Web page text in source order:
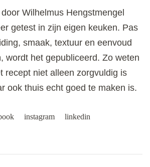
Wilhelmus Hengstmengel
getest in zijn eigen keuken. Pas
smaak, textuur en eenvoud
wordt het gepubliceerd. Zo weten
recept niet alleen zorgvuldig is
ook thuis echt goed te maken is.
instagram linkedin